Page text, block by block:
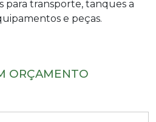
para transporte, tanques a
e peças.
ORÇAMENTO